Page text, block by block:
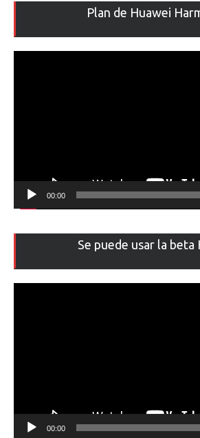
Plan de Huawei
00:00
Se puede usar la beta
00:00